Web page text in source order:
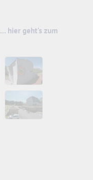
... hier geht's zum